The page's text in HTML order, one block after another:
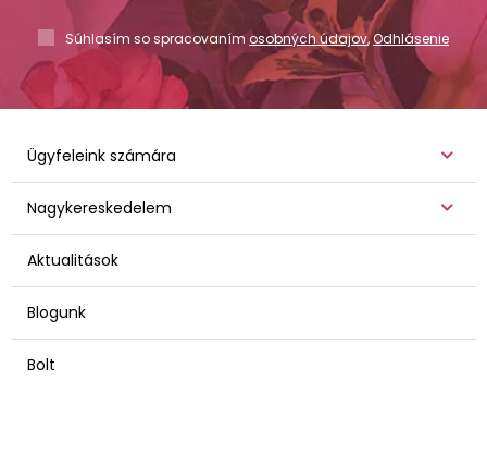
Súhlasím so spracovaním osobných údajov,Odhlásenie
Ügyfeleink számára
Nagykereskedelem
Aktualitások
Blogunk
Bolt